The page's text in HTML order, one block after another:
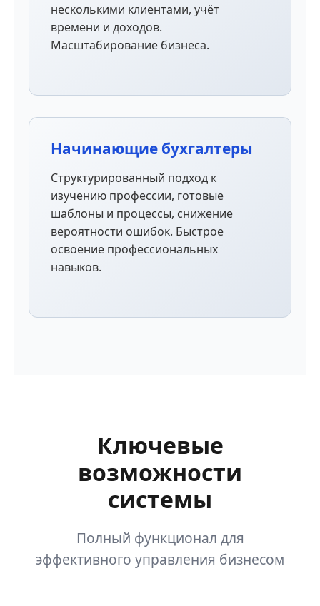
несколькими клиентами, учёт
времени и доходов.
Масштабирование бизнеса.
Начинающие бухгалтеры
Структурированный подход к
изучению профессии, готовые
шаблоны и процессы, снижение
вероятности ошибок. Быстрое
освоение профессиональных
навыков.
Ключевые
возможности
системы
Полный функционал для
эффективного управления бизнесом